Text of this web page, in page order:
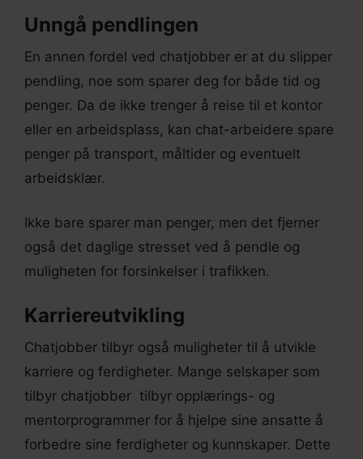
Unngå pendlingen
En annen fordel ved chatjobber er at du slipper
pendling, noe som sparer deg for både tid og
penger. Da de ikke trenger å reise til et kontor
eller en arbeidsplass, kan chat-arbeidere spare
penger på transport, måltider og eventuelt
arbeidsklær.
Ikke bare sparer man penger, men det fjerner
også det daglige stresset ved å pendle og
muligheten for forsinkelser i trafikken.
Karriereutvikling
Chatjobber tilbyr også muligheter til å utvikle
karriere og ferdigheter. Mange selskaper som
tilbyr chatjobber tilbyr opplærings- og
mentorprogrammer for å hjelpe sine ansatte å
forbedre sine ferdigheter og kunnskaper. Dette